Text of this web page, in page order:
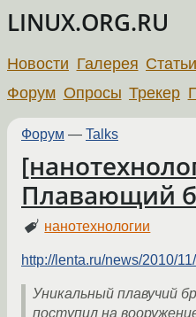
LINUX.ORG.RU
Новости Галерея Статьи
Форум Опросы Трекер
Форум — Talks
Плавающий
нанотехнологии
http://lenta.ru/news/2010/
Уникальный плавучий
поступил на